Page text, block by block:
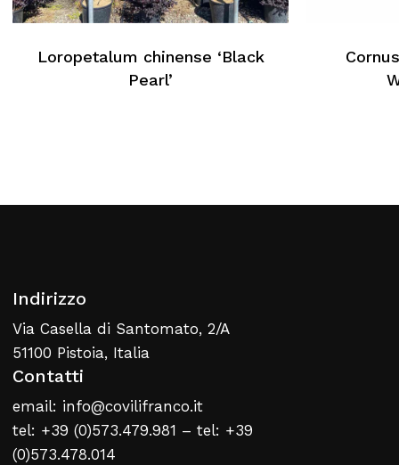
Loropetalum chinense ‘Black
Pearl’
Indirizzo
Via Casella di Santomato, 2/A
51100 Pistoia, Italia
Contatti
email: info@covilifranco.it
tel: +39 (0)573.479.981 – tel: +39
(0)573.478.014